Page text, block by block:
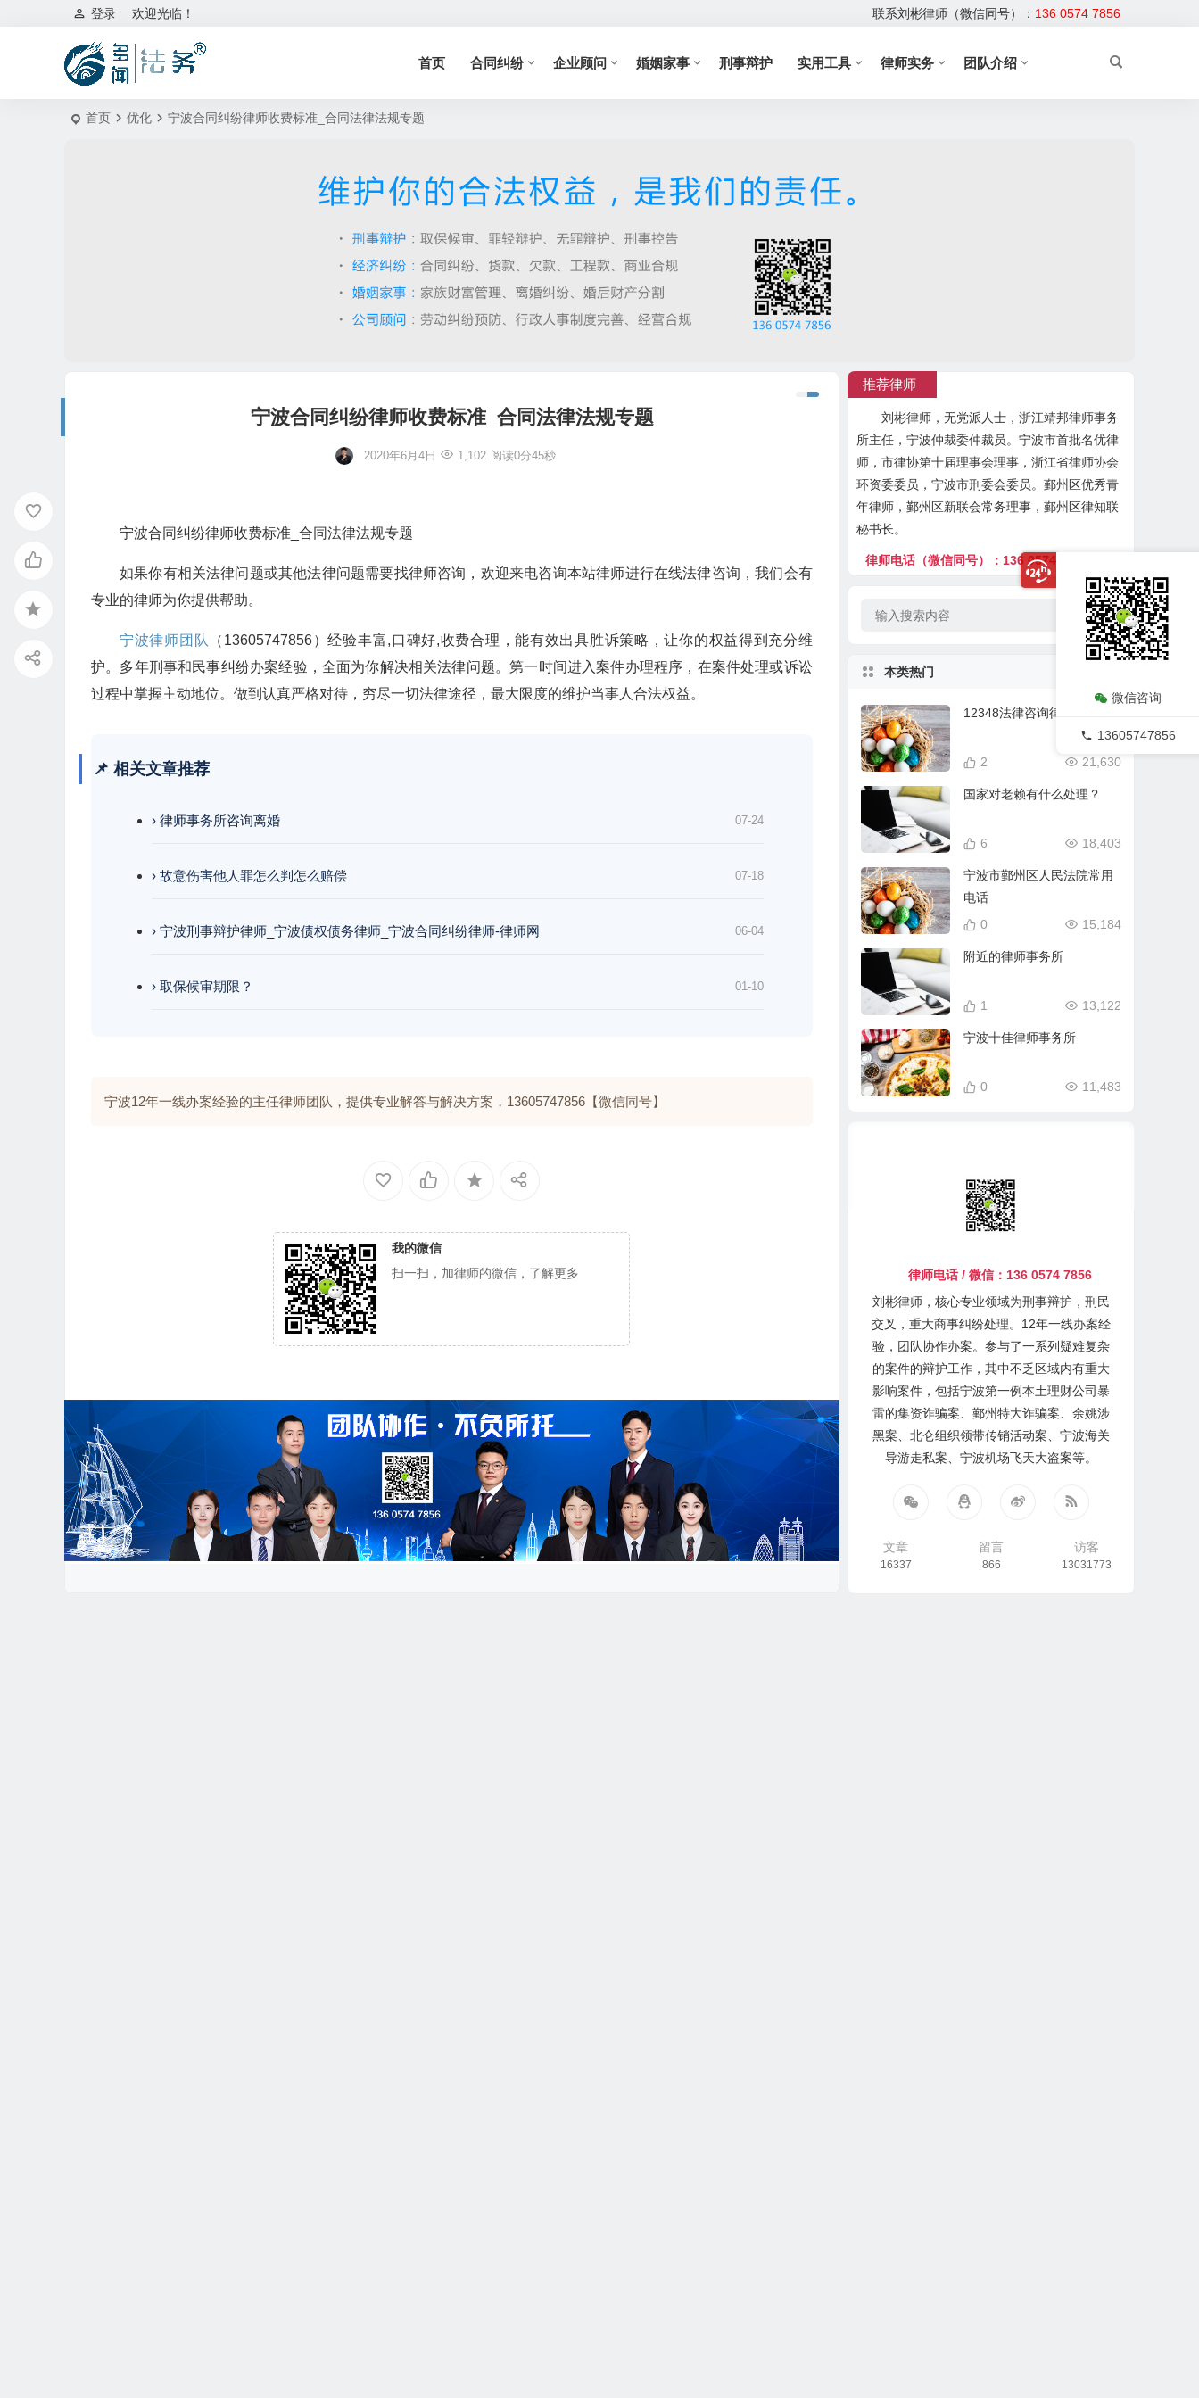
欢迎光临！
登录 联系刘彬律师（微信同号）： 136 0574 7856
首页 合同纠纷 企业顾问 婚姻家事 刑事辩护 实用工具 律师实务 团队介绍
首页 优化 宁波合同纠纷律师收费标准_合同法律法规专题
宁波合同纠纷律师收费标准_合同法律法规专题
2020年6月4日 1,102 阅读0分45秒
宁波合同纠纷律师收费标准_合同法律法规专题
如果你有相关法律问题或其他法律问题需要找律师咨询，欢迎来电咨询本站律师进行在线法律咨询，我们会有
专业的律师为你提供帮助。
宁波律师团队
（13605747856）经验丰富,口碑好,收费合理，能有效出具胜诉策略，让你的权益得到充分维
护。多年刑事和民事纠纷办案经验，全面为你解决相关法律问题。第一时间进入案件办理程序，在案件处理或诉讼
过程中掌握主动地位。做到认真严格对待，穷尽一切法律途径，最大限度的维护当事人合法权益。
📌 相关文章推荐
› 律师事务所咨询离婚 07-24
› 故意伤害他人罪怎么判怎么赔偿 07-18
› 宁波刑事辩护律师_宁波债权债务律师_宁波合同纠纷律师-律师网 06-04
› 取保候审期限？ 01-10
宁波12年一线办案经验的主任律师团队，提供专业解答与解决方案，13605747856【微信同号】
我的微信
扫一扫，加律师的微信，了解更多
推荐律师
刘彬律师，无党派人士，浙江靖邦律师事务
所主任，宁波仲裁委仲裁员。宁波市首批名优律
师，市律协第十届理事会理事，浙江省律师协会
环资委委员，宁波市刑委会委员。鄞州区优秀青
年律师，鄞州区新联会常务理事，鄞州区律知联
秘书长。
律师电话（微信同号）：136 0574 7856
本类热门
12348法律咨询律师在线
21,630
2
国家对老赖有什么处理？
18,403
6
宁波市鄞州区人民法院常用
电话
15,184
0
附近的律师事务所
13,122
1
宁波十佳律师事务所
11,483
0
律师电话 / 微信：136 0574 7856
刘彬律师，核心专业领域为刑事辩护，刑民
交叉，重大商事纠纷处理。12年一线办案经
验，团队协作办案。参与了一系列疑难复杂
的案件的辩护工作，其中不乏区域内有重大
影响案件，包括宁波第一例本土理财公司暴
雷的集资诈骗案、鄞州特大诈骗案、余姚涉
黑案、北仑组织领带传销活动案、宁波海关
导游走私案、宁波机场飞天大盗案等。
文章
16337
留言
866
访客
13031773
微信咨询
13605747856